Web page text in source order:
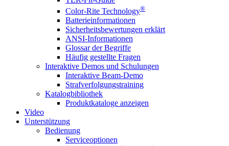
Color-Rite Technology®
Batterieinformationen
Sicherheitsbewertungen erklärt
ANSI-Informationen
Glossar der Begriffe
Häufig gestellte Fragen
Interaktive Demos und Schulungen
Interaktive Beam-Demo
Strafverfolgungstraining
Katalogbibliothek
Produktkataloge anzeigen
Video
Unterstützung
Bedienung
Serviceoptionen